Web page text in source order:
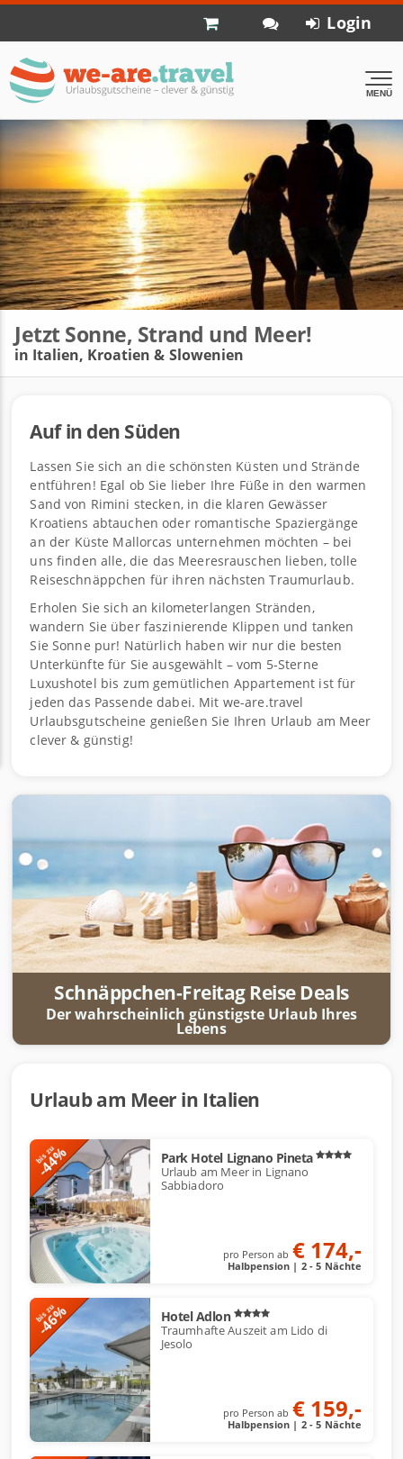
Login
MENÜ
Jetzt Sonne, Strand und Meer!
in Italien, Kroatien & Slowenien
Auf in den Süden
Lassen Sie sich an die schönsten Küsten und Strände
entführen! Egal ob Sie lieber Ihre Füße in den warmen
Sand von Rimini stecken, in die klaren Gewässer
Kroatiens abtauchen oder romantische Spaziergänge
an der Küste Mallorcas unternehmen möchten – bei
uns finden alle, die das Meeresrauschen lieben, tolle
Reiseschnäppchen für ihren nächsten Traumurlaub.
Erholen Sie sich an kilometerlangen Stränden,
wandern Sie über faszinierende Klippen und tanken
Sie Sonne pur! Natürlich haben wir nur die besten
Unterkünfte für Sie ausgewählt – vom 5-Sterne
Luxushotel bis zum gemütlichen Appartement ist für
jeden das Passende dabei. Mit we-are.travel
Urlaubsgutscheine genießen Sie Ihren Urlaub am Meer
clever & günstig!
Schnäppchen-Freitag Reise Deals
Der wahrscheinlich günstigste Urlaub Ihres
Lebens
Urlaub am Meer in Italien
Park Hotel Lignano Pineta
Urlaub am Meer in Lignano
Sabbiadoro
pro Person ab € 174,-
Halbpension | 2 - 5 Nächte
bis zu
-44%
Hotel Adlon
Traumhafte Auszeit am Lido di
Jesolo
pro Person ab € 159,-
Halbpension | 2 - 5 Nächte
bis zu
-46%